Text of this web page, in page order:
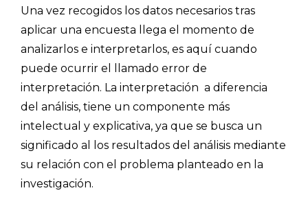
Una vez recogidos los datos necesarios tras
aplicar una encuesta llega el momento de
analizarlos e interpretarlos, es aquí cuando
puede ocurrir el llamado error de
interpretación. La interpretación a diferencia
del análisis, tiene un componente más
intelectual y explicativa, ya que se busca un
significado al los resultados del análisis mediante
su relación con el problema planteado en la
investigación.